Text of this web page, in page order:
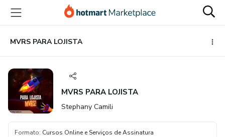
para
conteúdo
principal
para
pagamento
para
rodapé
MVRS PARA LOJISTA
MVRS PARA LOJISTA
Stephany Camili
Formato: Cursos Online e Serviços de Assinatura